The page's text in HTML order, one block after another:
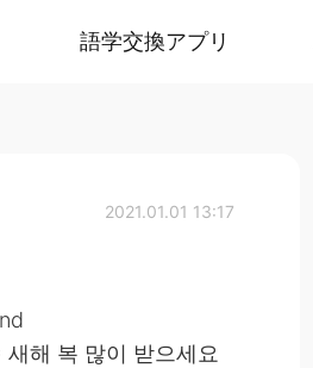
語学交換アプリ
2021.01.01 13:17
해 복 많이 받으세요